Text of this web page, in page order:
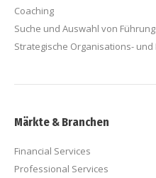
Coaching
Suche und Auswahl von
Strategische Organisations-
Märkte & Branchen
Financial Services
Professional Services